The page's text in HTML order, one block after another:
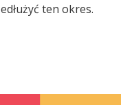
ten okres.